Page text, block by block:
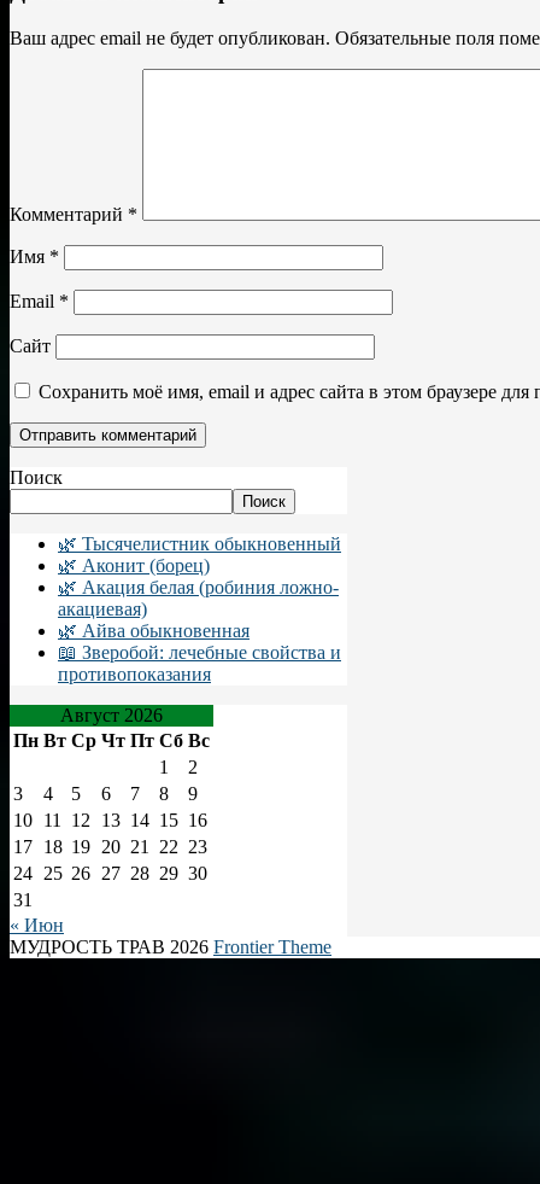
Ваш адрес email не будет опубликован. Обязательные поля
Комментарий *
Имя *
Email *
Сайт
Сохранить моё имя, email и адрес сайта в этом браузере
Поиск
Поиск
🌿 Тысячелистник обыкновенный
🌿 Аконит (борец)
🌿 Акация белая (робиния ложно-
акациевая)
🌿 Айва обыкновенная
📖 Зверобой: лечебные свойства и
противопоказания
Август 2026
Пн Вт Ср Чт Пт Сб Вс
1
2
3
4 5 6 7 8
9
10 11 12 13 14 15 16
17 18 19 20 21 22 23
24 25 26 27 28 29 30
31
« Июн
МУДРОСТЬ ТРАВ 2026 Frontier Theme